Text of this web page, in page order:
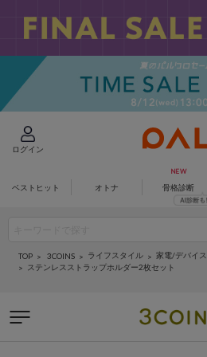
ログイン
ベストヒット オトナ 骨格診断
TOP 3COINS ライフスタイル 家電/デバイス
ステンレスストラップホルダー2枚セット